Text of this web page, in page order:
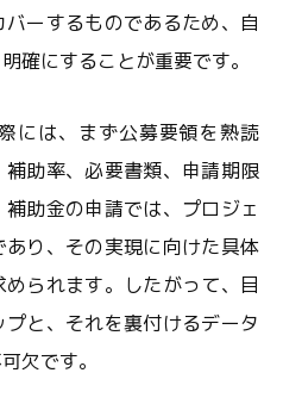
ーするものであるため、自
確にすることが重要です。
には、まず公募要領を熟読
助率、必要書類、申請期限
助金の申請では、プロジェ
り、その実現に向けた具体
られます。したがって、目
と、それを裏付けるデータ
欠です。